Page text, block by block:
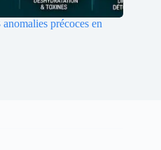
précoces en